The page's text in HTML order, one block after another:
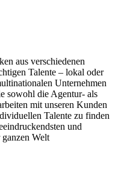
aus verschiedenen
Talente – lokal oder
Unternehmen
sowohl die Agentur- als
mit unseren Kunden
Talente zu finden
und
Welt